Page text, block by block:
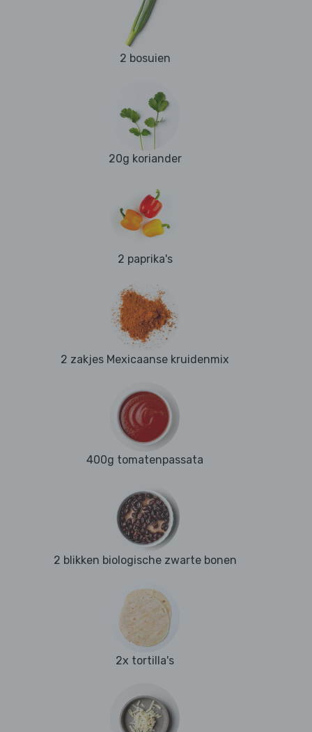
2 bosuien
20g koriander
2 paprika's
2 zakjes Mexicaanse kruidenmix
400g tomatenpassata
2 blikken biologische zwarte bonen
2x tortilla's